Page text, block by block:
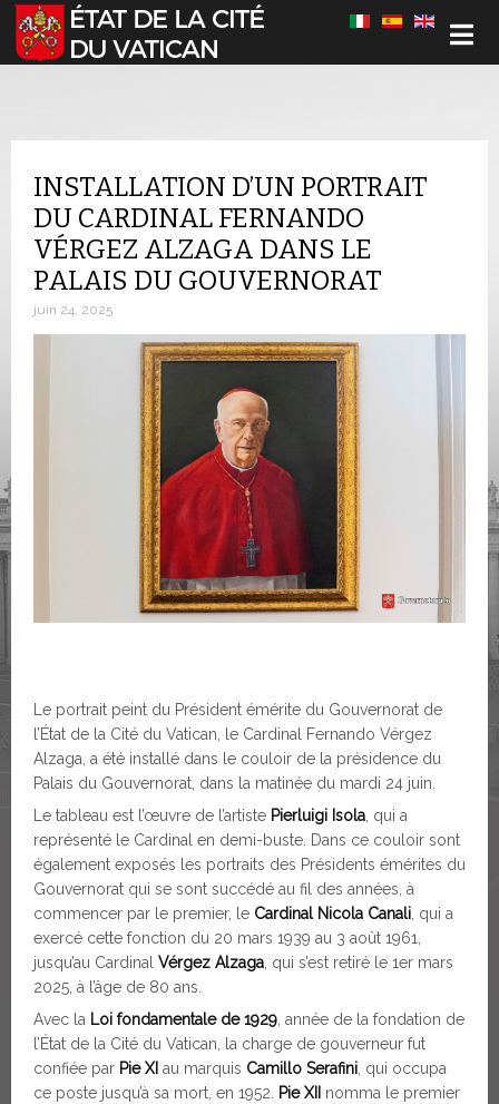
Sélectionnez votre langue
INSTALLATION D’UN PORTRAIT
DU CARDINAL FERNANDO
VÉRGEZ ALZAGA DANS LE
PALAIS DU GOUVERNORAT
juin 24, 2025
Le portrait peint du Président émérite du Gouvernorat de
l’État de la Cité du Vatican, le Cardinal Fernando Vérgez
Alzaga, a été installé dans le couloir de la présidence du
Palais du Gouvernorat, dans la matinée du mardi 24 juin.
Le tableau est l’œuvre de l’artiste Pierluigi Isola , qui a
représenté le Cardinal en demi-buste. Dans ce couloir sont
également exposés les portraits des Présidents émérites du
Gouvernorat qui se sont succédé au fil des années, à
commencer par le premier, le Cardinal Nicola Canali , qui a
exercé cette fonction du 20 mars 1939 au 3 août 1961,
jusqu’au Cardinal Vérgez Alzaga , qui s’est retiré le 1er mars
2025, à l’âge de 80 ans.
Avec la Loi fondamentale de 1929 , année de la fondation de
l’État de la Cité du Vatican, la charge de gouverneur fut
confiée par Pie XI au marquis Camillo Serafini , qui occupa
ce poste jusqu’à sa mort, en 1952.
Pie XII
nomma le premier